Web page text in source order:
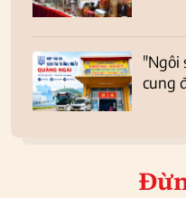
"Ngôi
cung